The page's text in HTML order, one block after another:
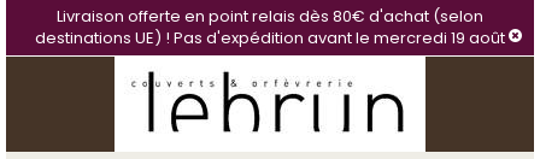
Livraison offerte en point relais dès 80€ d'achat (selon
destinations UE) ! Pas d'expédition avant le mercredi 19 août
Panneau de gestion des cookies